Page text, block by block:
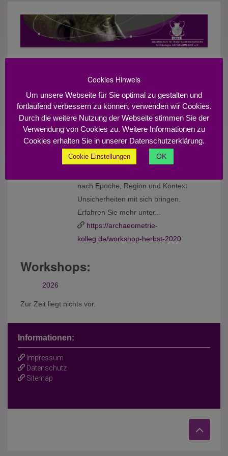
2025 2024 2023 2022
MO.
26
OKT.
2020
FR.
30
OKT.
2020
Archäometrie Workshop zum Thema
Datierung
Mannheim
Für das chronologische Gerüst hat
jede Disziplin der historischen
Wissenschaften eigene Konzepte
nach Epoche, Region und Kontext
Unsicherheiten mit sich bringen.
Erfahren Sie mehr unter...
https://archaeometrie-
kolleg.de/workshop-herbst-2020
Workshops:
2026
Zur Zeit liegt nichts vor.
Informationen:
Impressum
Datenschutz
Sitemap
Cookies Hinweis
Um unsere Webseite für Sie optimal zu gestalten und
fortlaufend verbessern zu können, verwenden wir Cookies.
Durch die weitere Nutzung der Webseite stimmen Sie der
Verwendung von Cookies zu. Weitere Informationen zu
Cookies erhalten Sie in unserer Datenschutzerklärung.
Cookie Einstellungen OK